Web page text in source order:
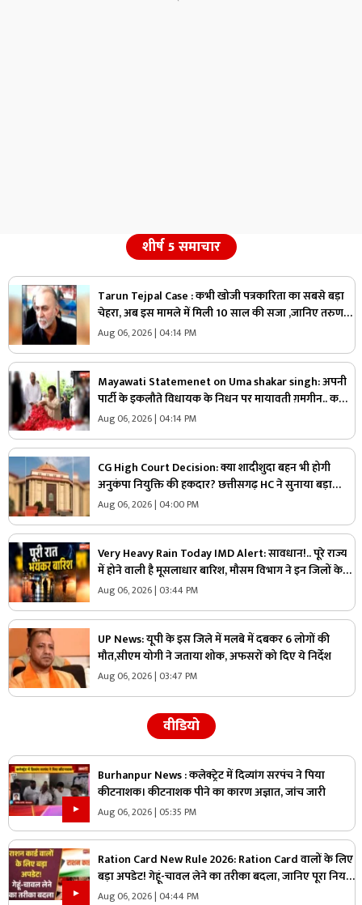
शीर्ष 5 समाचार
Tarun Tejpal Case : कभी खोजी पत्रकारिता का सबसे बड़ा
चेहरा, अब इस मामले में मिली 10 साल की सजा ,जानिए तरुण
तेजपाल की कहानी
Aug 06, 2026 | 04:14 PM
Mayawati Statemenet on Uma shakar singh: अपनी
पार्टी के इकलौते विधायक के निधन पर मायावती ग़मगीन.. कहा,
“वे मुझे अपनी सगी बहन मानते थे, कभी नहीं किया
Aug 06, 2026 | 04:14 PM
CG High Court Decision: क्या शादीशुदा बहन भी होगी
अनुकंपा नियुक्ति की हकदार? छत्तीसगढ़ HC ने सुनाया बड़ा
फैसला, राज्य सरकार को दिए ये निर्देश
Aug 06, 2026 | 04:00 PM
Very Heavy Rain Today IMD Alert: सावधान!.. पूरे राज्य
में होने वाली है मूसलाधार बारिश, मौसम विभाग ने इन जिलों के
लिए जारी की चेतावनी, आप भी पढ़ लें
Aug 06, 2026 | 03:44 PM
UP News: यूपी के इस जिले में मलबे में दबकर 6 लोगों की
मौत,सीएम योगी ने जताया शोक, अफसरों को दिए ये निर्देश
Aug 06, 2026 | 03:47 PM
वीडियो
Burhanpur News : कलेक्ट्रेट में दिव्यांग सरपंच ने पिया
कीटनाशक। कीटनाशक पीने का कारण अज्ञात, जांच जारी
Aug 06, 2026 | 05:35 PM
Ration Card New Rule 2026: Ration Card वालों के लिए
बड़ा अपडेट! गेहूं-चावल लेने का तरीका बदला, जानिए पूरा नियम
|Aug 06, 2026 | 04:44 PM